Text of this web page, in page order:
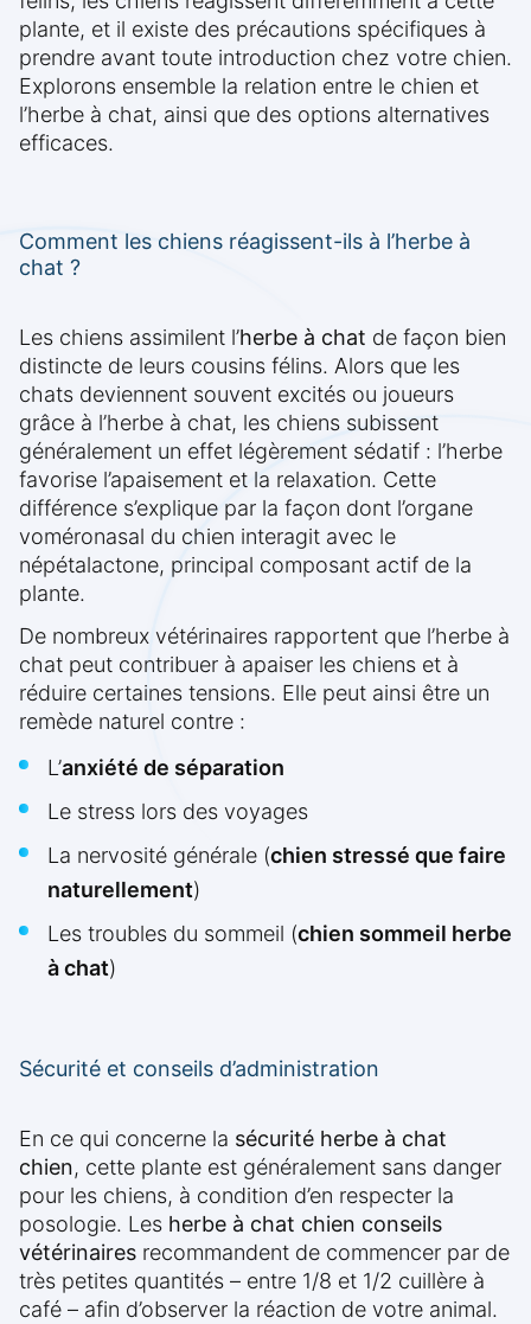
plante, et il existe des précautions spécifiques à
prendre avant toute introduction chez votre chien.
Explorons ensemble la relation entre le chien et
l’herbe à chat, ainsi que des options alternatives
efficaces.
Comment les chiens réagissent-ils à l’herbe à
chat ?
Les chiens assimilent l’herbe à chat de façon bien
distincte de leurs cousins félins. Alors que les
chats deviennent souvent excités ou joueurs
grâce à l’herbe à chat, les chiens subissent
généralement un effet légèrement sédatif : l’herbe
favorise l’apaisement et la relaxation. Cette
différence s’explique par la façon dont l’organe
voméronasal du chien interagit avec le
népétalactone, principal composant actif de la
plante.
De nombreux vétérinaires rapportent que l’herbe à
chat peut contribuer à apaiser les chiens et à
réduire certaines tensions. Elle peut ainsi être un
remède naturel contre :
L’anxiété de séparation
Le stress lors des voyages
La nervosité générale (chien stressé que faire
naturellement)
Les troubles du sommeil (chien sommeil herbe
à chat)
Sécurité et conseils d’administration
En ce qui concerne la sécurité herbe à chat
chien, cette plante est généralement sans danger
pour les chiens, à condition d’en respecter la
posologie. Les herbe à chat chien conseils
vétérinaires recommandent de commencer par de
très petites quantités – entre 1/8 et 1/2 cuillère à
café – afin d’observer la réaction de votre animal.